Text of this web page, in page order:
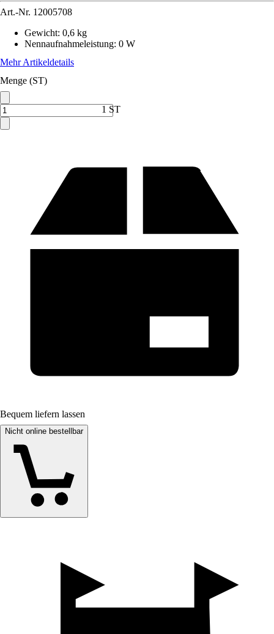
Art.-Nr. 12005708
Gewicht: 0,6 kg
Nennaufnahmeleistung: 0 W
Mehr Artikeldetails
Menge (ST)
1 ST
Bequem liefern lassen
Nicht online bestellbar